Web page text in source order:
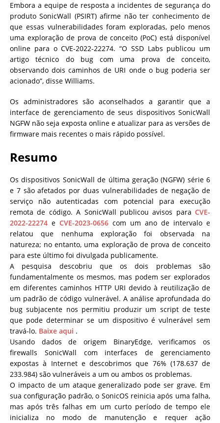
Embora a equipe de resposta a incidentes de segurança do
produto SonicWall (PSIRT) afirme não ter conhecimento de
que essas vulnerabilidades foram exploradas, pelo menos
uma exploração de prova de conceito (PoC) está disponível
online para o CVE-2022-22274. “O SSD Labs publicou um
artigo técnico do bug com uma prova de conceito,
observando dois caminhos de URI onde o bug poderia ser
acionado”, disse Williams.
Os administradores são aconselhados a garantir que a
interface de gerenciamento de seus dispositivos SonicWall
NGFW não seja exposta online e atualizar para as versões de
firmware mais recentes o mais rápido possível.
Resumo
Os dispositivos SonicWall de última geração (NGFW) série 6
e 7 são afetados por duas vulnerabilidades de negação de
serviço não autenticadas com potencial para execução
remota de código. A SonicWall publicou avisos para CVE-
2022-22274 e CVE-2023-0656 com um ano de intervalo e
relatou que nenhuma exploração foi observada na
natureza; no entanto, uma exploração de prova de conceito
para este último foi divulgada publicamente.
A pesquisa descobriu que os dois problemas são
fundamentalmente os mesmos, mas podem ser explorados
em diferentes caminhos HTTP URI devido à reutilização de
um padrão de código vulnerável. A análise aprofundada do
bug subjacente nos permitiu produzir um script de teste
que pode determinar se um dispositivo é vulnerável sem
travá-lo. Baixe aqui .
Usando dados de origem BinaryEdge, verificamos os
firewalls SonicWall com interfaces de gerenciamento
expostas à Internet e descobrimos que 76% (178.637 de
233.984) são vulneráveis ​​a um ou ambos os problemas.
O impacto de um ataque generalizado pode ser grave. Em
sua configuração padrão, o SonicOS reinicia após uma falha,
mas após três falhas em um curto período de tempo ele
inicializa no modo de manutenção e requer ação